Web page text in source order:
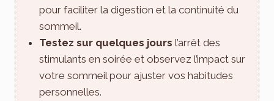
pour faciliter la digestion et la continuité du
sommeil.
Testez sur quelques jours l’arrêt des
stimulants en soirée et observez l’impact sur
votre sommeil pour ajuster vos habitudes
personnelles.